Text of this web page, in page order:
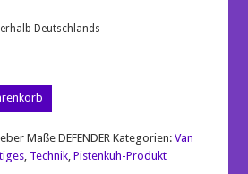
Deutschlands
Maße DEFENDER Kategorien:Van
Technik ,Pistenkuh-Produkt